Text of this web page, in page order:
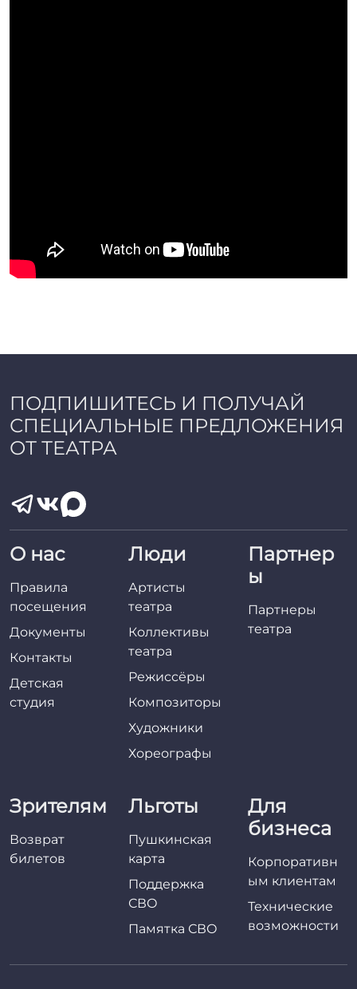
ПОДПИШИТЕСЬ И ПОЛУЧАЙ
СПЕЦИАЛЬНЫЕ ПРЕДЛОЖЕНИЯ
ОТ ТЕАТРА
О нас
Правила
посещения
Документы
Контакты
Детская
студия
Люди
Артисты
театра
Коллективы
театра
Режиссёры
Композиторы
Художники
Хореографы
Партнер
ы
Партнеры
театра
Зрителям
Возврат
билетов
Льготы
Пушкинская
карта
Поддержка
СВО
Памятка СВО
Для
бизнеса
Корпоративн
ым клиентам
Технические
возможности